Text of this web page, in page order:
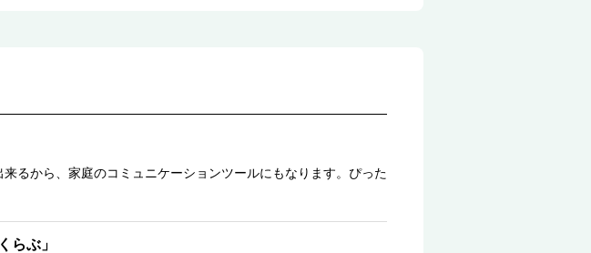
るから、家庭のコミュニケーションツールにもなります。ぴった
らぶ」